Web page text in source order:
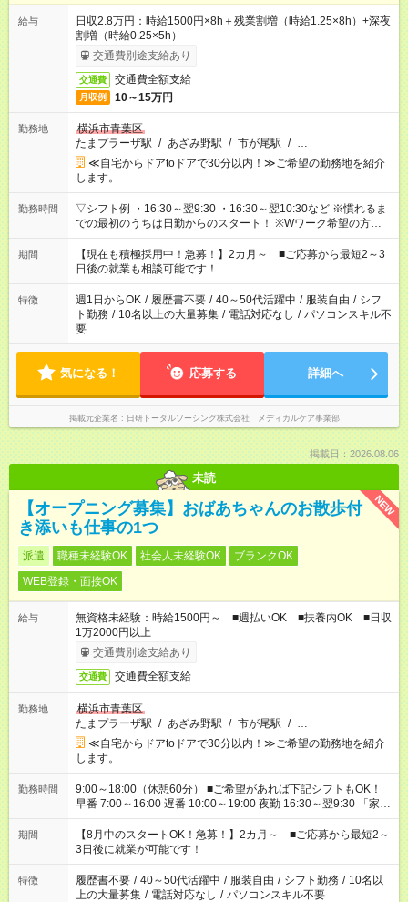
給与
日収2.8万円：時給1500円×8h＋残業割増（時給1.25×8h）+深夜
割増（時給0.25×5h）
交通費別途支給あり
交通費 交通費全額支給
月収例 10～15万円
勤務地
横浜市青葉区
たまプラーザ駅 / あざみ野駅 / 市が尾駅 / …
≪自宅からドアtoドアで30分以内！≫ご希望の勤務地を紹介
します。
勤務時間
▽シフト例 ・16:30～翌9:30 ・16:30～翌10:30など ※慣れるま
での最初のうちは日勤からのスタート！ ※Wワーク希望の方へ
今ご覧のお仕事で希望する勤務時間と、もう1つのお仕事の勤務
時間。 合計で週40時間を超える場合は応募できません。
期間
【現在も積極採用中！急募！】2カ月～ ■ご応募から最短2～3
日後の就業も相談可能です！
特徴 週1日からOK / 履歴書不要 / 40～50代活躍中 / 服装自由 / シフ
ト勤務 / 10名以上の大量募集 / 電話対応なし / パソコンスキル不
要
気になる！ 応募する 詳細へ
掲載元企業名 日研トータルソーシング株式会社 メディカルケア事業部
掲載日：2026.08.06
未読
NEW
【オープニング募集】おばあちゃんのお散歩付
き添いも仕事の1つ
派遣 職種未経験OK 社会人未経験OK
ブランクOK
WEB登録・面接OK
給与
無資格未経験：時給1500円～ ■週払いOK ■扶養内OK ■日収
1万2000円以上
交通費別途支給あり
交通費 交通費全額支給
勤務地
横浜市青葉区
たまプラーザ駅 / あざみ野駅 / 市が尾駅 / …
≪自宅からドアtoドアで30分以内！≫ご希望の勤務地を紹介
します。
勤務時間
9:00～18:00（休憩60分） ■ご希望があれば下記シフトもOK！
早番 7:00～16:00 遅番 10:00～19:00 夜勤 16:30～翌9:30 「家族
と休みを合わせたい」 「余裕を持って夕飯の準備がしたい」
「できれば残業はしたくない」 など、ご希望を教えてください
ね。 ※Wワーク希望の方へ 今ご覧のお仕事で希望する勤務時間
と、もう1つのお仕事の勤務時間。 合計で週40時間を超える場
合は応募できません。
期間
【8月中のスタートOK！急募！】2カ月～ ■ご応募から最短2～
3日後に就業が可能です！
特徴 履歴書不要 / 40～50代活躍中 / 服装自由 / シフト勤務 / 10名以
上の大量募集 / 電話対応なし / パソコンスキル不要